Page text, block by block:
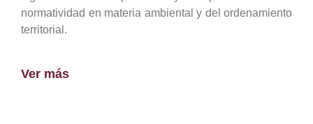
normatividad en materia ambiental y del ordenamiento
territorial.
Ver más